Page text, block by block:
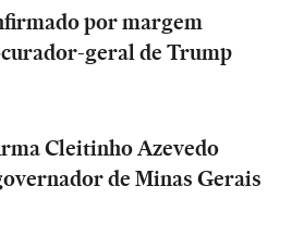
por margem
geral de Trump
Cleitinho Azevedo
de Minas Gerais